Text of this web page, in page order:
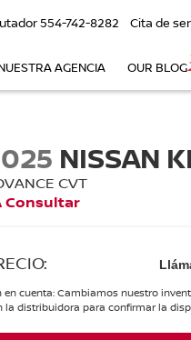
554-742-8282 Cita de
AGENCIA OUR BLOG
NISSAN
CVT
Consultar
en cuenta: Cambiamos nuestro
la distribuidora para confirmar la